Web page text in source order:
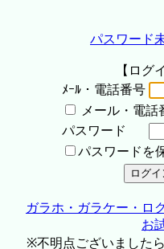
パスワード
【ログ
ﾒｰﾙ・電話番号
メール・電話
パスワード
パスワードを
ガラホ・ガラケー・ロ
お
※不明点ございました